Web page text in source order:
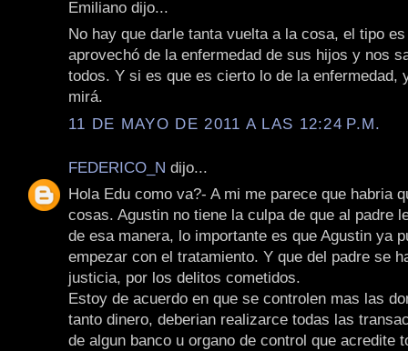
Emiliano dijo...
No hay que darle tanta vuelta a la cosa, el tipo
aprovechó de la enfermedad de sus hijos y nos
todos. Y si es que es cierto lo de la enfermedad,
mirá.
11 DE MAYO DE 2011 A LAS 12:24 P.M.
FEDERICO_N dijo...
Hola Edu como va?- A mi me parece que habria
cosas. Agustin no tiene la culpa de que al padre
de esa manera, lo importante es que Agustin ya
empezar con el tratamiento. Y que del padre se
justicia, por los delitos cometidos.
Estoy de acuerdo en que se controlen mas las
tanto dinero, deberian realizarce todas las
de algun banco u organo de control que acredite